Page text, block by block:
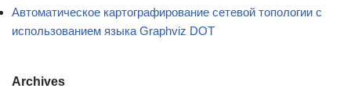
Автоматическое картографирование сетевой топологии с
использованием языка Graphviz DOT
Archives